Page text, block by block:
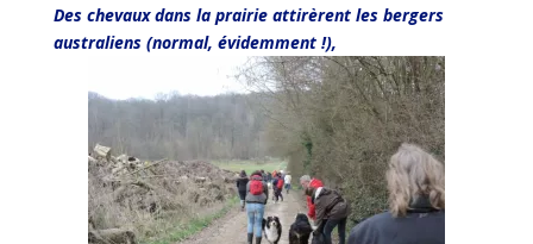
Des chevaux dans la prairie attirèrent les bergers
australiens (normal, évidemment !),